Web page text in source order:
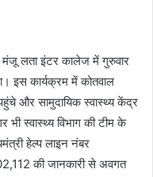
मंजू लता इंटर कालेज में गुरुवार
इस कार्यक्रम में कोतवाल
और सामुदायिक स्वास्थ्य केंद्र
भी स्वास्थ्य विभाग की टीम के
हेल्प लाइन नंबर
की जानकारी से अवगत